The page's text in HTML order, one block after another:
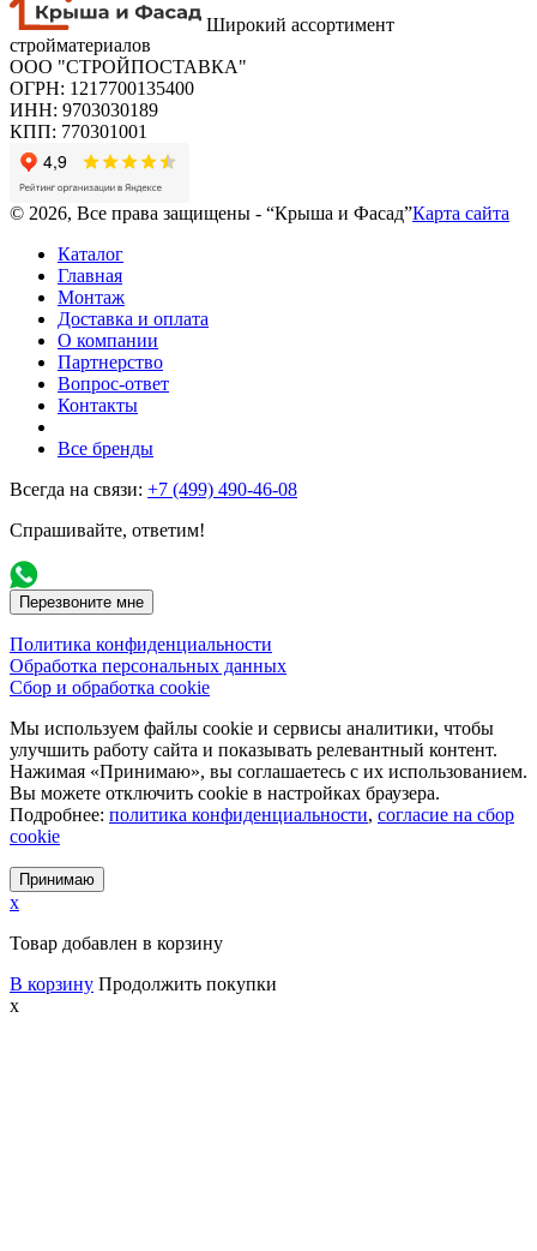
Широкий ассортимент
стройматериалов
ООО "СТРОЙПОСТАВКА"
ОГРН: 1217700135400
ИНН: 9703030189
КПП: 770301001
© 2026, Все права защищены - “Крыша и Фасад”Карта сайта
Каталог
Главная
Монтаж
Доставка и оплата
О компании
Партнерство
Вопрос-ответ
Контакты
Все бренды
Всегда на связи: +7 (499) 490-46-08
Спрашивайте, ответим!
Перезвоните мне
Политика конфиденциальности
Обработка персональных данных
Сбор и обработка cookie
Мы используем файлы cookie и сервисы аналитики, чтобы
улучшить работу сайта и показывать релевантный контент.
Нажимая «Принимаю», вы соглашаетесь с их использованием.
Вы можете отключить cookie в настройках браузера.
Подробнее: политика конфиденциальности, согласие на сбор
cookie
Принимаю
x
Товар добавлен в корзину
В корзину Продолжить покупки
x